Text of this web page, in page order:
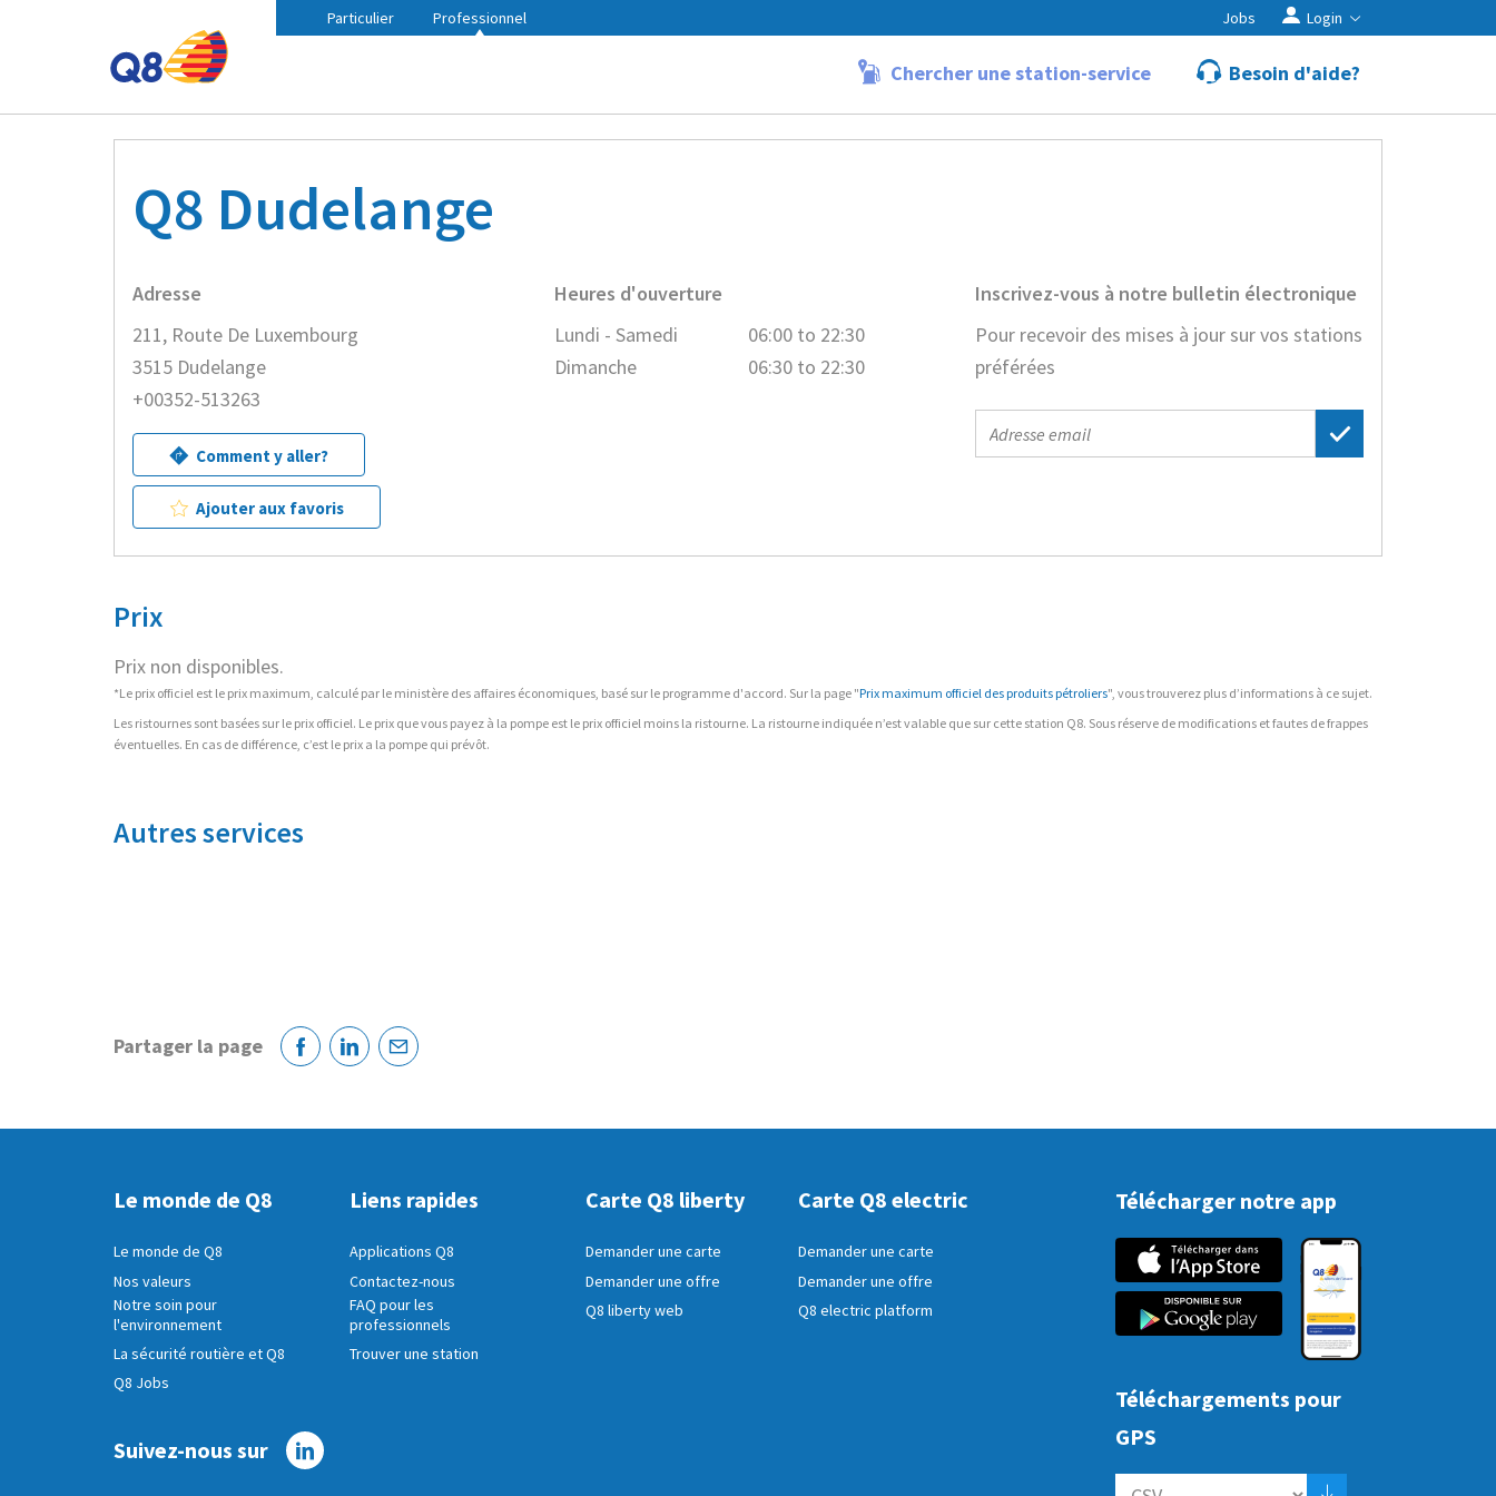
Particulier Professionnel Jobs Login
Chercher une station-service Besoin d'aide?
Q8 Dudelange
Adresse
211, Route De Luxembourg
3515 Dudelange
+00352-513263
Comment y aller?
Ajouter aux favoris
Heures d'ouverture
Lundi - Samedi
06:00 to 22:30
Dimanche
06:30 to 22:30
Inscrivez-vous à notre bulletin électronique
Pour recevoir des mises à jour sur vos stations
préférées
E-
mail
Prix
Prix non disponibles.
*Le prix officiel est le prix maximum, calculé par le ministère des affaires économiques, basé sur le programme d'accord. Sur la page "Prix maximum officiel des produits pétroliers", vous trouverez plus d’informations à ce sujet.
Les ristournes sont basées sur le prix officiel. Le prix que vous payez à la pompe est le prix officiel moins la ristourne. La ristourne indiquée n’est valable que sur cette station Q8. Sous réserve de modifications et fautes de frappes
éventuelles. En cas de différence, c’est le prix a la pompe qui prévôt.
Autres services
Partager la page
FacebookLinkedinCourriel
Le monde de Q8
Le monde de Q8
Nos valeurs
Notre soin pour
l'environnement
La sécurité routière et Q8
Q8 Jobs
Liens rapides
Applications Q8
Contactez-nous
FAQ pour les
professionnels
Trouver une station
Carte Q8 liberty
Demander une carte
Demander une offre
Q8 liberty web
Carte Q8 electric
Demander une carte
Demander une offre
Q8 electric platform
Suivez-nous sur
Linkedin
Télécharger notre app
Téléchargements pour
GPS